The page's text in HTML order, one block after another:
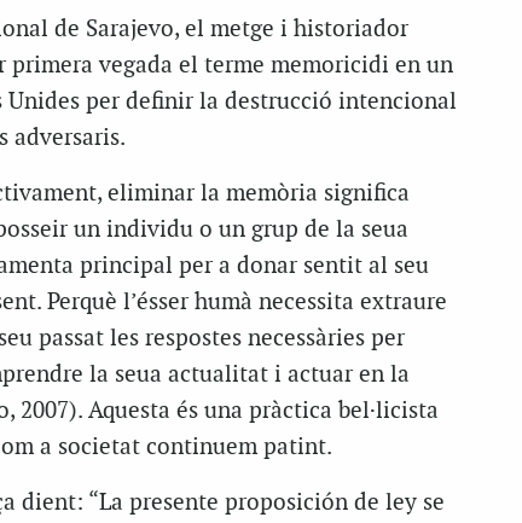
de Sarajevo, el metge i historiador
vegada el terme memoricidi en un
Unides per definir la destrucció intencional
adversaris.
eliminar la memòria significa
un individu o un grup de la seua
principal per a donar sentit al seu
Perquè l’ésser humà necessita extraure
passat les respostes necessàries per
la seua actualitat i actuar en la
Aquesta és una pràctica bel·licista
a societat continuem patint.
dient: “La presente proposición de ley se